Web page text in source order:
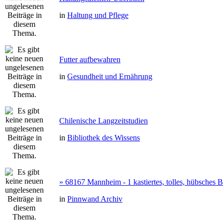
in Haltung und Pflege
Futter aufbewahren
in Gesundheit und Ernährung
Chilenische Langzeitstudien
in Bibliothek des Wissens
» 68167 Mannheim - 1 kastiertes, tolles, hübsches
in Pinnwand Archiv